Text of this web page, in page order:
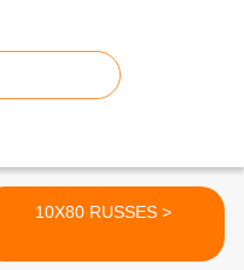
10X80 RUSSES >